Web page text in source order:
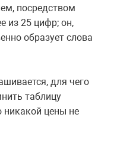
посредством
из 25 цифр; он,
образует слова
для чего
таблицу
никакой цены не